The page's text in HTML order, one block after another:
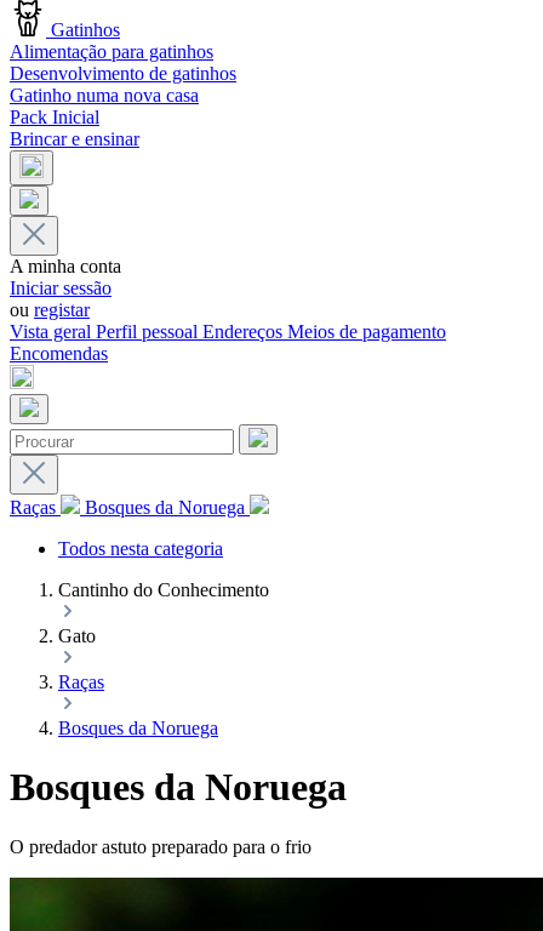
Gatinhos
Alimentação para gatinhos
Desenvolvimento de gatinhos
Gatinho numa nova casa
Pack Inicial
Brincar e ensinar
A minha conta
Iniciar sessão
ou registar
Vista geral Perfil pessoal Endereços Meios de pagamento
Encomendas
Raças
Bosques da Noruega
Todos nesta categoria
Cantinho do Conhecimento
Gato
Raças
Bosques da Noruega
Bosques da Noruega
O predador astuto preparado para o frio